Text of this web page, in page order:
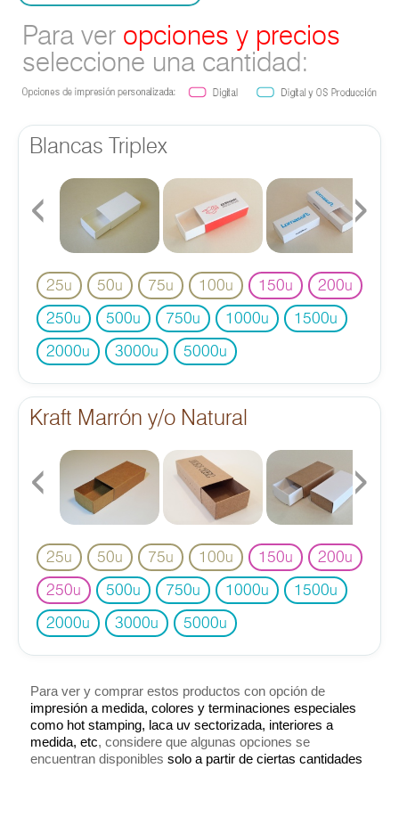
Para ver opciones y precios
seleccione una cantidad:
Blancas Triplex
‹ ›
25u 50u 75u 100u 150u 200u
250u 500u 750u 1000u 1500u
2000u 3000u 5000u
Kraft Marrón y/o Natural
‹ ›
25u 50u 75u 100u 150u 200u
250u 500u 750u 1000u 1500u
2000u 3000u 5000u
Para ver y comprar estos productos con opción de
impresión a medida, colores y terminaciones especiales
como hot stamping, laca uv sectorizada, interiores a
medida, etc, considere que algunas opciones se
encuentran disponibles solo a partir de ciertas cantidades